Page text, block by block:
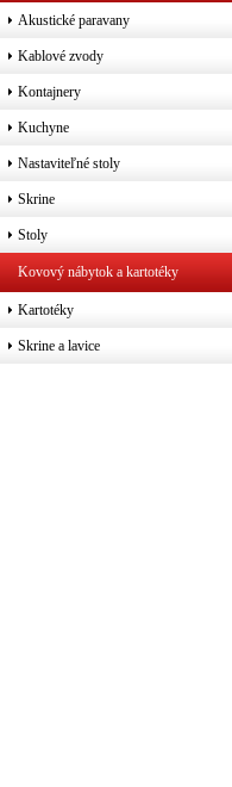
Akustické paravany
Kablové zvody
Kontajnery
Kuchyne
Nastaviteľné stoly
Skrine
Stoly
Kovový nábytok a kartotéky
Kartotéky
Skrine a lavice